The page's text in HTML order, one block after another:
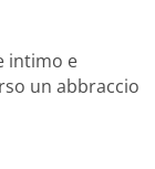
intimo e
un abbraccio